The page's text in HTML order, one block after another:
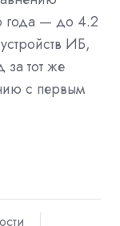
года — до 4.2
ИБ,
за тот же
с первым